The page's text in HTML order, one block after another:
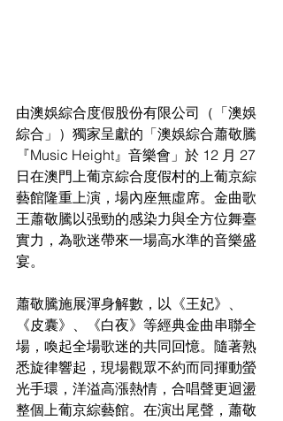
由澳娛綜合度假股份有限公司（「澳娛
綜合」）獨家呈獻的「澳娛綜合蕭敬騰
『Music Height』音樂會」於 12 月 27
日在澳門上葡京綜合度假村的上葡京綜
藝館隆重上演，場內座無虛席。金曲歌
王蕭敬騰以强勁的感染力與全方位舞臺
實力，為歌迷帶來一場高水準的音樂盛
宴。
蕭敬騰施展渾身解數，以《王妃》、
《皮囊》、《白夜》等經典金曲串聯全
場，喚起全場歌迷的共同回憶。隨著熟
悉旋律響起，現場觀眾不約而同揮動螢
光手環，洋溢高漲熱情，合唱聲更迴盪
整個上葡京綜藝館。在演出尾聲，蕭敬